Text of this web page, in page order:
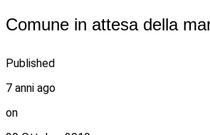
Comune in attesa della
Published
7 anni ago
on